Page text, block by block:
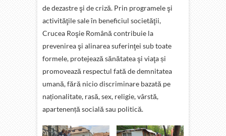
de dezastre şi de criză. Prin programele şi
activităţile sale în beneficiul societăţii,
Crucea Roşie Română contribuie la
prevenirea şi alinarea suferinţei sub toate
formele, protejează sănătatea şi viaţa și
promovează respectul fată de demnitatea
umană, fără nicio discriminare bazată pe
naționalitate, rasă, sex, religie, vârstă,
apartenență socială sau politică.